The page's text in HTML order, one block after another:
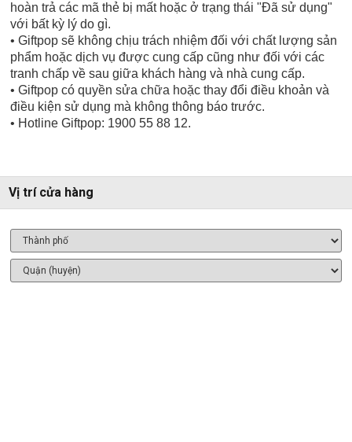
hoàn trả các mã thẻ bị mất hoặc ở trạng thái "Đã sử dụng"
với bất kỳ lý do gì.
• Giftpop sẽ không chịu trách nhiệm đối với chất lượng sản
phẩm hoặc dịch vụ được cung cấp cũng như đối với các
tranh chấp về sau giữa khách hàng và nhà cung cấp.
• Giftpop có quyền sửa chữa hoặc thay đổi điều khoản và
điều kiện sử dụng mà không thông báo trước.
• Hotline Giftpop: 1900 55 88 12.
Vị trí cửa hàng